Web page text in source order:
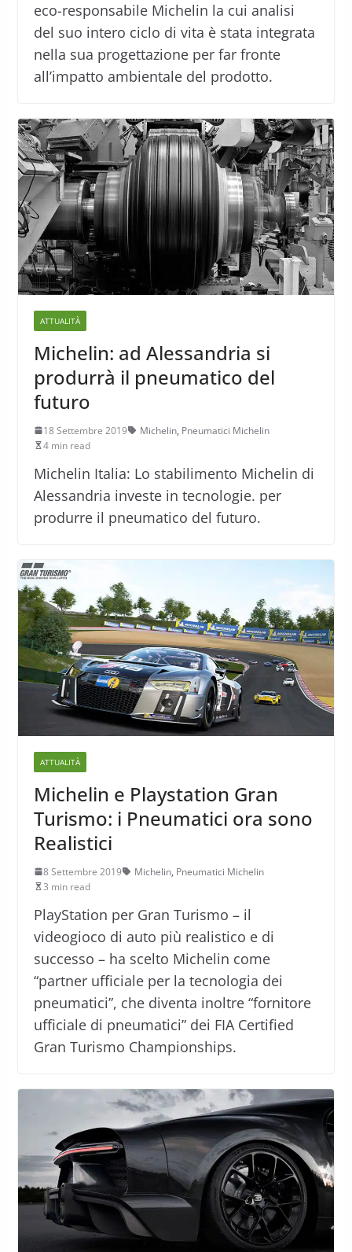
eco-responsabile Michelin la cui analisi
del suo intero ciclo di vita è stata integrata
nella sua progettazione per far fronte
all’impatto ambientale del prodotto.
ATTUALITÀ
Michelin: ad Alessandria si
produrrà il pneumatico del
futuro
18 Settembre 2019 Michelin, Pneumatici Michelin
4 min read
Michelin Italia: Lo stabilimento Michelin di
Alessandria investe in tecnologie. per
produrre il pneumatico del futuro.
ATTUALITÀ
Michelin e Playstation Gran
Turismo: i Pneumatici ora sono
Realistici
8 Settembre 2019 Michelin, Pneumatici Michelin
3 min read
PlayStation per Gran Turismo – il
videogioco di auto più realistico e di
successo – ha scelto Michelin come
“partner ufficiale per la tecnologia dei
pneumatici”, che diventa inoltre “fornitore
ufficiale di pneumatici” dei FIA Certified
Gran Turismo Championships.